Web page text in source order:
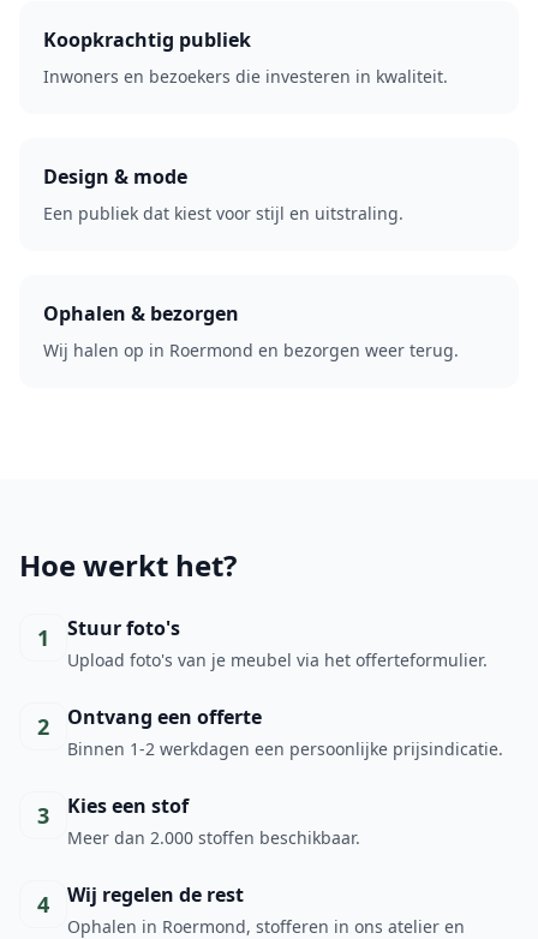
Koopkrachtig publiek
Inwoners en bezoekers die investeren in kwaliteit.
Design & mode
Een publiek dat kiest voor stijl en uitstraling.
Ophalen & bezorgen
Wij halen op in Roermond en bezorgen weer terug.
Hoe werkt het?
1 Stuur foto's
Upload foto's van je meubel via het offerteformulier.
2 Ontvang een offerte
Binnen 1-2 werkdagen een persoonlijke prijsindicatie.
3 Kies een stof
Meer dan 2.000 stoffen beschikbaar.
4 Wij regelen de rest
Ophalen in Roermond, stofferen in ons atelier en